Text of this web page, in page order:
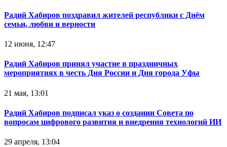
Радий Хабиров поздравил жителей республики с Днём
семьи, любви и верности
12 июня, 12:47
Радий Хабиров принял участие в праздничных
мероприятиях в честь Дня России и Дня города Уфы
21 мая, 13:01
Радий Хабиров подписал указ о создании Совета по
вопросам цифрового развития и внедрения технологий ИИ
29 апреля, 13:04